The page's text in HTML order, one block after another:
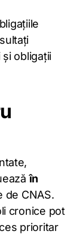
obligații
în
de CNAS.
cronice pot
prioritar